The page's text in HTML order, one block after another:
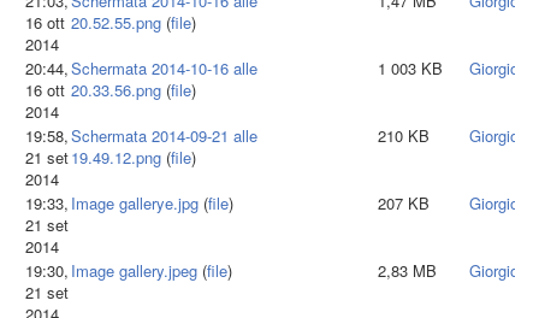
16 ott
2014
20.52.55.png (file)
20:44,
16 ott
2014
Schermata 2014-10-16 alle
20.33.56.png (file)
1 003 KB
19:58,
21 set
2014
Schermata 2014-09-21 alle
19.49.12.png (file)
210 KB
19:33,
21 set
2014
Image gallerye.jpg (file) 207 KB
19:30,
21 set
Image gallery.jpeg (file) 2,83 MB